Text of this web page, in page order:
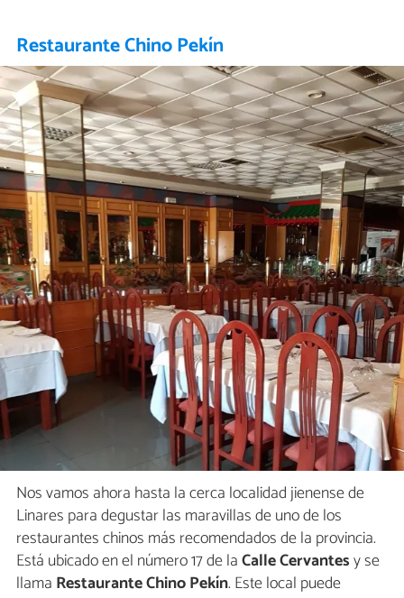
Restaurante Chino Pekín
Nos vamos ahora hasta la cerca localidad jienense de
Linares para degustar las maravillas de uno de los
restaurantes chinos más recomendados de la provincia.
Está ubicado en el número 17 de laCalle Cervantesy se
llama Restaurante Chino Pekín. Este local puede